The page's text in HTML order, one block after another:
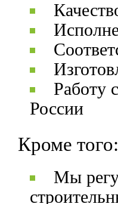
Работу
России
Кроме того:
Мы